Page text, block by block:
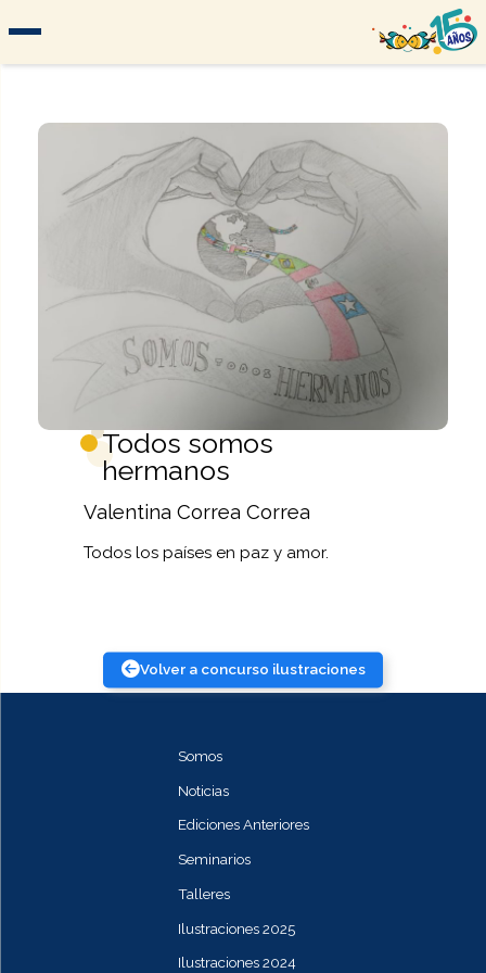
Volver a concurso ilustraciones
Todos somos
hermanos
Valentina Correa Correa
Todos los países en paz y amor.
Somos
Noticias
Ediciones Anteriores
Seminarios
Talleres
Ilustraciones 2025
Ilustraciones 2024